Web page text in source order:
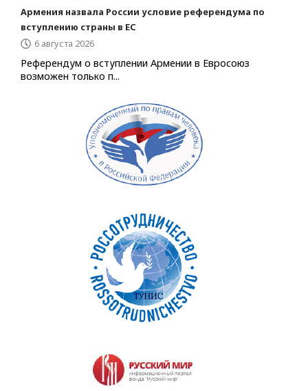
Армения назвала России условие референдума по
вступлению страны в ЕС
6 августа 2026
Референдум о вступлении Армении в Евросоюз
возможен только п...